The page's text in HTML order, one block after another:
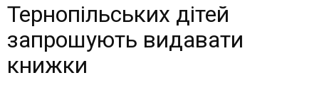
Тернопільських дітей
запрошують видавати
книжки